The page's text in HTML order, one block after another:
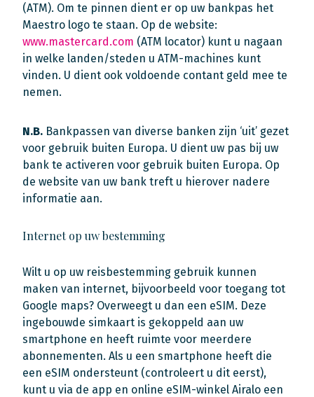
(ATM). Om te pinnen dient er op uw bankpas het
Maestro logo te staan. Op de website:
www.mastercard.com (ATM locator) kunt u nagaan
in welke landen/steden u ATM-machines kunt
vinden. U dient ook voldoende contant geld mee te
nemen.
N.B. Bankpassen van diverse banken zijn ‘uit’ gezet
voor gebruik buiten Europa. U dient uw pas bij uw
bank te activeren voor gebruik buiten Europa. Op
de website van uw bank treft u hierover nadere
informatie aan.
Internet op uw bestemming
Wilt u op uw reisbestemming gebruik kunnen
maken van internet, bijvoorbeeld voor toegang tot
Google maps? Overweegt u dan een eSIM. Deze
ingebouwde simkaart is gekoppeld aan uw
smartphone en heeft ruimte voor meerdere
abonnementen. Als u een smartphone heeft die
een eSIM ondersteunt (controleert u dit eerst),
kunt u via de app en online eSIM-winkel Airalo een